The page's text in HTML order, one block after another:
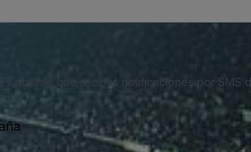
. Es posible que recibas notificaciones por SMS